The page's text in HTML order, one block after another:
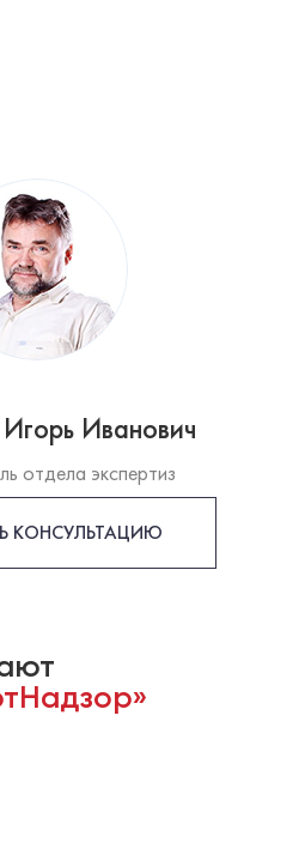
Иванович
отдела экспертиз
КОНСУЛЬТАЦИЮ